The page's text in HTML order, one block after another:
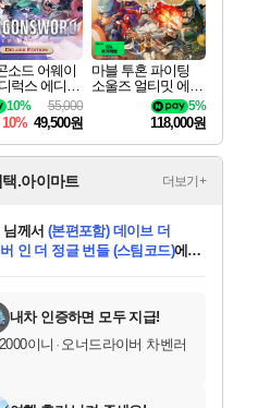
소드 어웨이
럭스 에디션
Awake
Edition
55,000
10%
10% 49,500원
마블 투혼 파이팅
소울즈 얼티밋 에디
션 MARVEL Tokon
Fighting Souls Ultima
5%
118,000원
.아이마트 더보기+
되셨습니다.
님께서 (본편포함) 데이브 더
인 더 정글 번들 (스팀코드)에
되셨습니다.
되셨습니다.
되셨습니다.
되셨습니다.
되셨습니다.
(스팀코드)를 교환.
되셨습니다.
내차 인증하면 모두 지급!
2000이니 · 오너드라이버 차벤러